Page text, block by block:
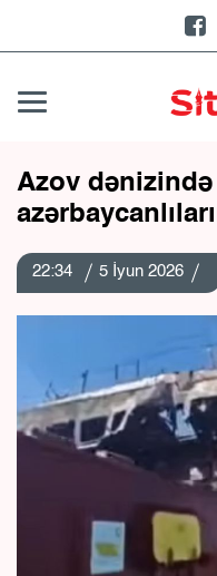
Azov
22:34 5 İyun 2026